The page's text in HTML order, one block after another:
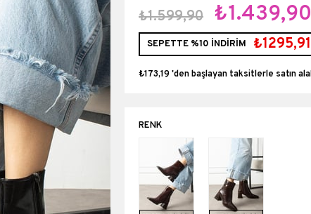
₺1.599,90 ₺1.439,90
SEPETTE %10 İNDİRİM ₺1295,91
₺173,19'den başlayan taksitlerle